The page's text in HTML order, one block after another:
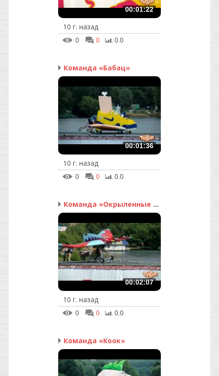
00:01:22
10 г. назад
0
0 0.0
Команда «Бабац»
00:01:36
10 г. назад
0
0 0.0
Команда «Окрыленные ска...
00:02:07
10 г. назад
0
0 0.0
Команда «Коок»